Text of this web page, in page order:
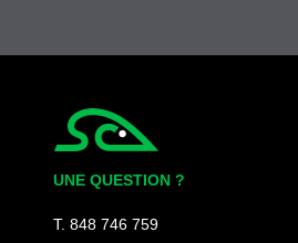
UNE QUESTION ?
T. 848 746 759